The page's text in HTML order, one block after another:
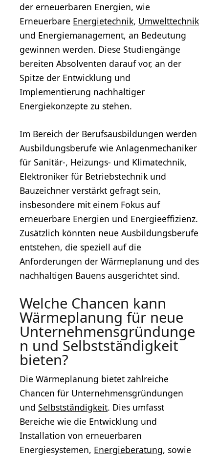
der erneuerbaren Energien, wie
Erneuerbare Energietechnik, Umwelttechnik
und Energiemanagement, an Bedeutung
gewinnen werden. Diese Studiengänge
bereiten Absolventen darauf vor, an der
Spitze der Entwicklung und
Implementierung nachhaltiger
Energiekonzepte zu stehen.
Im Bereich der Berufsausbildungen werden
Ausbildungsberufe wie Anlagenmechaniker
für Sanitär-, Heizungs- und Klimatechnik,
Elektroniker für Betriebstechnik und
Bauzeichner verstärkt gefragt sein,
insbesondere mit einem Fokus auf
erneuerbare Energien und Energieeffizienz.
Zusätzlich könnten neue Ausbildungsberufe
entstehen, die speziell auf die
Anforderungen der Wärmeplanung und des
nachhaltigen Bauens ausgerichtet sind.
Welche Chancen kann
Wärmeplanung für neue
Unternehmensgründunge
n und Selbstständigkeit
bieten?
Die Wärmeplanung bietet zahlreiche
Chancen für Unternehmensgründungen
und Selbstständigkeit. Dies umfasst
Bereiche wie die Entwicklung und
Installation von erneuerbaren
Energiesystemen, Energieberatung, sowie